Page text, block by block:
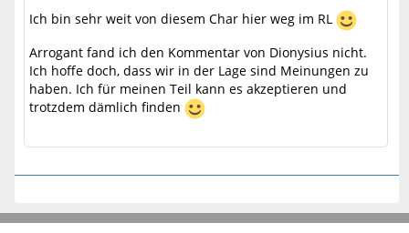
Ich bin sehr weit von diesem Char hier weg im RL
Arrogant fand ich den Kommentar von Dionysius nicht.
Ich hoffe doch, dass wir in der Lage sind Meinungen zu
haben. Ich für meinen Teil kann es akzeptieren und
trotzdem dämlich finden